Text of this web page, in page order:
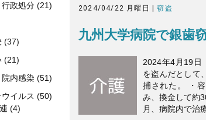
2024/04/22 月曜日 |窃盗
九州大学病院で銀歯
2024年4月19日
を盗んだとして
捕された。 ・
み、換金して約
月、病院内で治
政処分 (21)
(37)
(21)
内感染 (51)
イルス (50)
(4)